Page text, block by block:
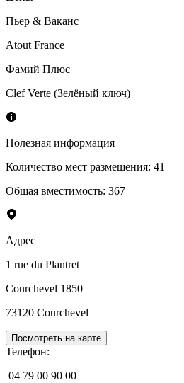
Пьер & Ваканс
Atout France
Фамий Плюс
Clef Verte (Зелёный ключ)
Полезная информация
Количество мест размещения: 41
Общая вместимость: 367
Адрес
1 rue du Plantret
Courchevel 1850
73120 Courchevel
Посмотреть на карте
Телефон:
04 79 00 90 00